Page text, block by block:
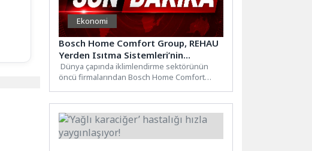
Ekonomi
Bosch Home Comfort Group, REHAU
Yerden Isıtma Sistemleri’nin
Türkiye’deki tek yetkili distribütörü
oldu
Dünya çapında iklimlendirme sektörünün
öncü firmalarından Bosch Home Comfort